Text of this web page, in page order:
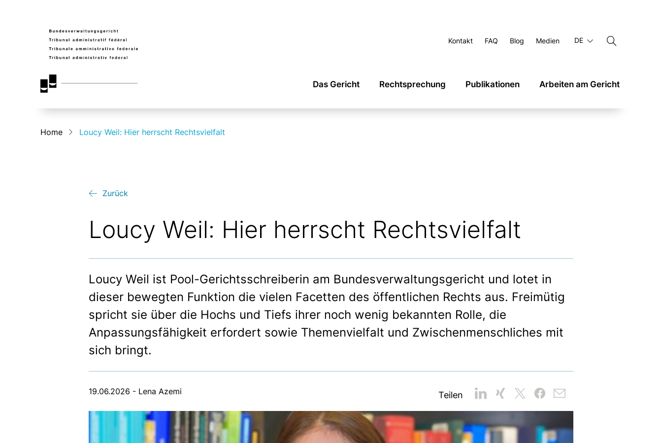
Kontakt FAQ Blog Medien DE
Das Gericht Rechtsprechung Publikationen Arbeiten am Gericht
Home Loucy Weil: Hier herrscht Rechtsvielfalt
Zurück
Loucy Weil: Hier herrscht Rechtsvielfalt
Loucy Weil ist Pool-Gerichtsschreiberin am Bundesverwaltungsgericht und lotet in
dieser bewegten Funktion die vielen Facetten des öffentlichen Rechts aus. Freimütig
spricht sie über die Hochs und Tiefs ihrer noch wenig bekannten Rolle, die
Anpassungsfähigkeit erfordert sowie Themenvielfalt und Zwischenmenschliches mit
sich bringt.
19.06.2026 - Lena Azemi Teilen